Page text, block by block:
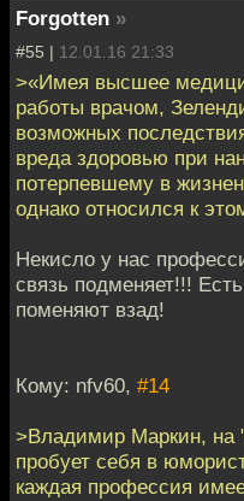
Forgotten »
#55 | 12.01.16 21:33
>«Имея высшее
работы врачом,
возможных
вреда здоровью при
потерпевшему в
однако относился к
Некисло у нас
связь подменяет!!!
поменяют взад!
Кому: nfv60, #14
>Владимир Маркин, на
пробует себя в
каждая профессия